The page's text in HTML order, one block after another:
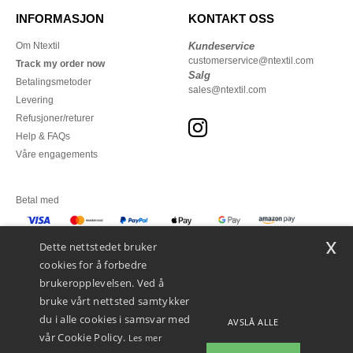
INFORMASJON
Om Ntextil
Track my order now
Betalingsmetoder
Levering
Refusjoner/returer
Help & FAQs
Våre engagements
KONTAKT OSS
Kundeservice
customerservice@ntextil.com
Salg
sales@ntextil.com
Betal med
Dette nettstedet bruker
cookies for å forbedre
brukeropplevelsen. Ved å
bruke vårt nettsted samtykker
du i alle cookies i samsvar med
vår Cookie Policy. Les mer
AVSLÅ ALLE
x